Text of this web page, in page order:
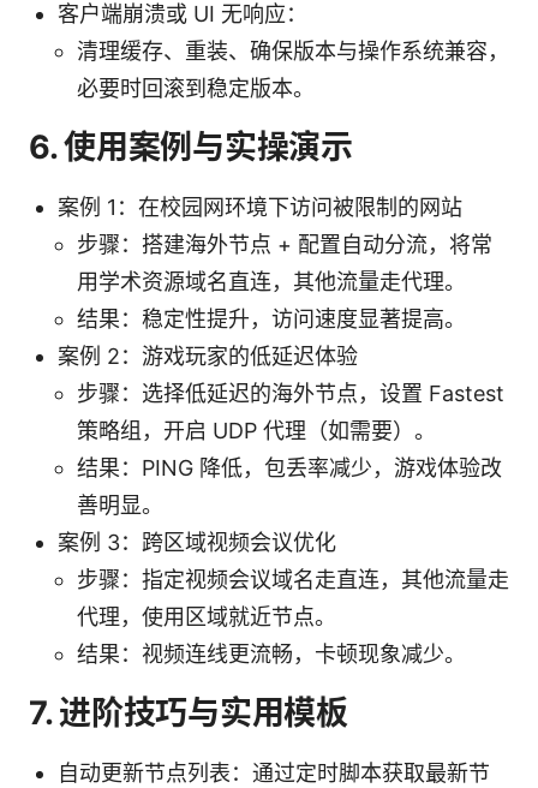
客户端崩溃或 UI 无响应：
清理缓存、重装、确保版本与操作系统兼容，
必要时回滚到稳定版本。
6. 使用案例与实操演示
案例 1：在校园网环境下访问被限制的网站
步骤：搭建海外节点 + 配置自动分流，将常
用学术资源域名直连，其他流量走代理。
结果：稳定性提升，访问速度显著提高。
案例 2：游戏玩家的低延迟体验
步骤：选择低延迟的海外节点，设置 Fastest
策略组，开启 UDP 代理（如需要）。
结果：PING 降低，包丢率减少，游戏体验改
善明显。
案例 3：跨区域视频会议优化
步骤：指定视频会议域名走直连，其他流量走
代理，使用区域就近节点。
结果：视频连线更流畅，卡顿现象减少。
7. 进阶技巧与实用模板
自动更新节点列表：通过定时脚本获取最新节